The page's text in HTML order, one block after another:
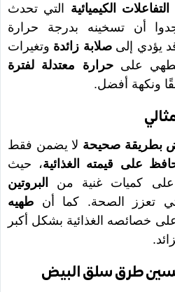
الكيميائية التي تحدث
أن تسخينه بدرجة حرارة
يؤدي إلىصلابة زائدة وتغيرات
علىحرارة معتدلة لفترة
ونكهة أفضل.
بطريقة صحيحة لا يضمن فقط
على قيمته الغذائية، حيث
على كميات غنية من
البروتين
تعزز الصحة. كما أن طهيه
خصائصه الغذائية بشكل أكبر
طرق سلق البيض